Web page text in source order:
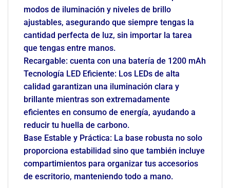
modos de iluminación y niveles de brillo
ajustables, asegurando que siempre tengas la
cantidad perfecta de luz, sin importar la tarea
que tengas entre manos.
Recargable: cuenta con una batería de 1200 mAh
Tecnología LED Eficiente: Los LEDs de alta
calidad garantizan una iluminación clara y
brillante mientras son extremadamente
eficientes en consumo de energía, ayudando a
reducir tu huella de carbono.
Base Estable y Práctica: La base robusta no solo
proporciona estabilidad sino que también incluye
compartimientos para organizar tus accesorios
de escritorio, manteniendo todo a mano.